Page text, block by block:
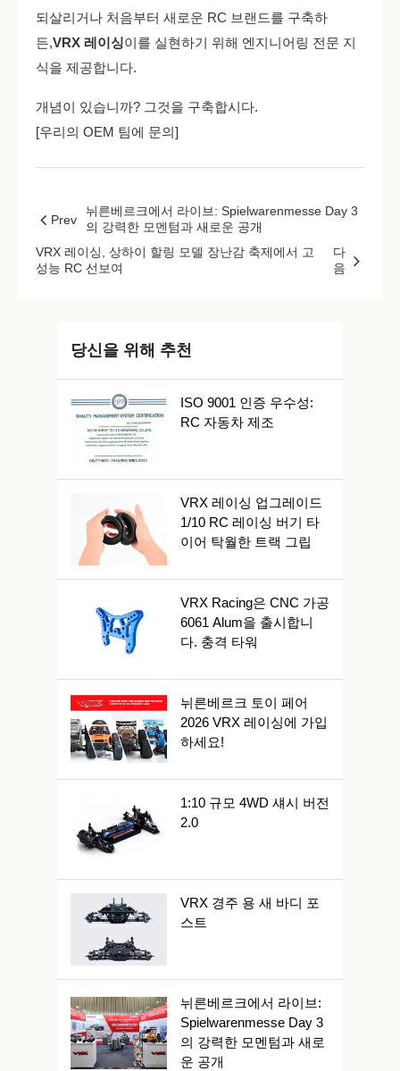
되살리거나 처음부터 새로운 RC 브랜드를 구축하
든,VRX 레이싱이를 실현하기 위해 엔지니어링 전문 지
식을 제공합니다.
개념이 있습니까? 그것을 구축합시다.
[우리의 OEM 팀에 문의]
Prev
뉘른베르크에서 라이브: Spielwarenmesse Day 3
의 강력한 모멘텀과 새로운 공개
다
음
VRX 레이싱, 상하이 할링 모델 장난감 축제에서 고
성능 RC 선보여
당신을 위해 추천
ISO 9001 인증 우수성:
RC 자동차 제조
VRX 레이싱 업그레이드
1/10 RC 레이싱 버기 타
이어 탁월한 트랙 그립
VRX Racing은 CNC 가공
6061 Alum을 출시합니
다. 충격 타워
뉘른베르크 토이 페어
2026 VRX 레이싱에 가입
하세요!
1:10 규모 4WD 섀시 버전
2.0
VRX 경주 용 새 바디 포
스트
뉘른베르크에서 라이브:
Spielwarenmesse Day 3
의 강력한 모멘텀과 새로
운 공개